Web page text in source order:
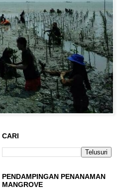
CARI
PENDAMPINGAN PENANAMAN
MANGROVE